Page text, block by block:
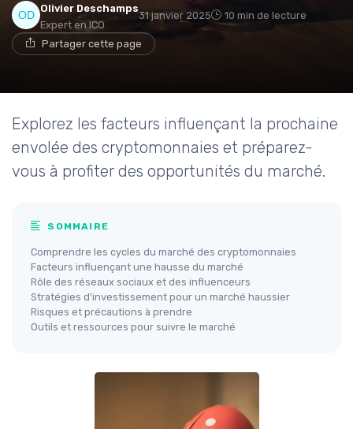
Olivier Deschamps
Expert en ICO
31 janvier 2025 10 min de lecture
Partager cette page
Explorez les facteurs influençant la prochaine
envolée des cryptomonnaies et préparez-
vous à profiter des opportunités du marché.
SOMMAIRE
Comprendre les cycles du marché des cryptomonnaies
Facteurs influençant une hausse du marché
Rôle des réseaux sociaux et des influenceurs
Stratégies d'investissement pour un marché haussier
Risques et précautions à prendre
Outils et ressources pour suivre le marché